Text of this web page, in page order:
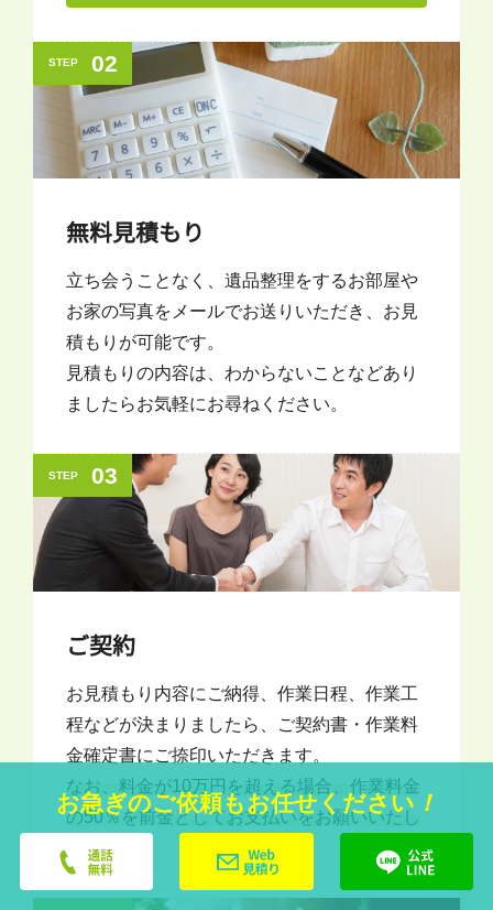
STEP 02
無料見積もり
立ち会うことなく、遺品整理をするお部屋や
お家の写真をメールでお送りいただき、お見
積もりが可能です。
見積もりの内容は、わからないことなどあり
ましたらお気軽にお尋ねください。
STEP 03
ご契約
お見積もり内容にご納得、作業日程、作業工
程などが決まりましたら、ご契約書・作業料
金確定書にご捺印いただきます。
なお、料金が10万円を超える場合、作業料金
の50％を前金としてお支払いをお願いいたし
ます。
お急ぎのご依頼もお任せください ！